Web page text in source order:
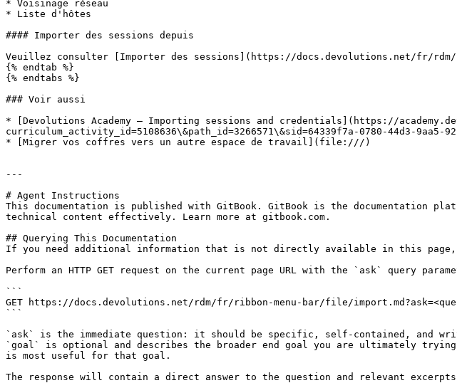
* Voisinage réseau
* Liste d'hôtes
#### Importer des sessions depuis
Veuillez consulter [Importer des sessions](https://docs.devolutions.net/fr/
{% endtab %}
{% endtabs %}
### Voir aussi
* [Devolutions Academy – Importing sessions and credentials](https://
curriculum_activity_id=5108636\&path_id=3266571\&sid=64339f7a-0780-44d3-9aa5-
* [Migrer vos coffres vers un autre espace de travail](file:///)
---
# Agent Instructions
This documentation is published with GitBook. GitBook is the documentation
technical content effectively. Learn more at gitbook.com.
## Querying This Documentation
If you need additional information that is not directly available in this page,
Perform an HTTP GET request on the current page URL with the `ask` query
```
GET https://docs.devolutions.net/rdm/fr/ribbon-menu-bar/file/
```
`ask` is the immediate question: it should be specific, self-contained, and
`goal` is optional and describes the broader end goal you are ultimately
is most useful for that goal.
The response will contain a direct answer to the question and relevant excerpts